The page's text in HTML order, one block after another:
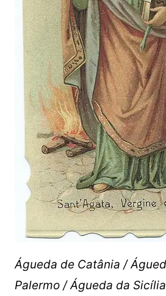
Águeda de Catânia /
Palermo / Águeda da